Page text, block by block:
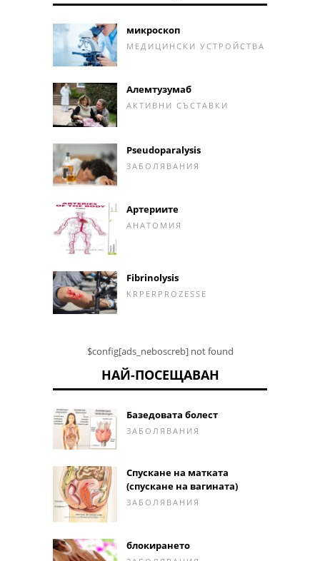
микроскоп
МЕДИЦИНСКИ УСТРОЙСТВА
Алемтузумаб
АКТИВНИ СЪСТАВКИ
Pseudoparalysis
ЗАБОЛЯВАНИЯ
Артериите
АНАТОМИЯ
Fibrinolysis
KRPERPROZESSE
$config[ads_neboscreb] not found
НАЙ-ПОСЕЩАВАН
Базедовата болест
ЗАБОЛЯВАНИЯ
Спускане на матката
(спускане на вагината)
ЗАБОЛЯВАНИЯ
блокирането